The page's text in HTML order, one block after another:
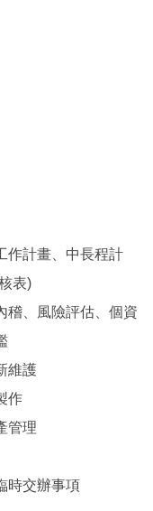
作計畫、中長程計
表)
稽、風險評估、個資
維護
作
管理
時交辦事項